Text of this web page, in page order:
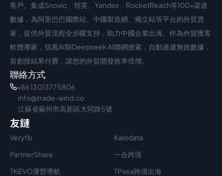
客戶。集成Snovio、領英、Yandex、RocketReach等100+渠道
數據，為阿里巴巴國際站、中國製造網、獨立站等平台的外貿賣
家，提供外貿流程全步驟支持，助力中國企業出海。作為外貿獲客
軟體專家，信風AI類Deepseek AI聯網搜索，自動過濾無效數據，
首創按結果付費，讓您的外貿開發效率倍增。
聯絡方式
+86 13013775806
info@trade-wind.co
江蘇省蘇州市高新區大同路5號
友鏈
Veryfb
Kalodata
PartnerShare
一合跨境
TKEVO運營導航
TPsea跨境出海